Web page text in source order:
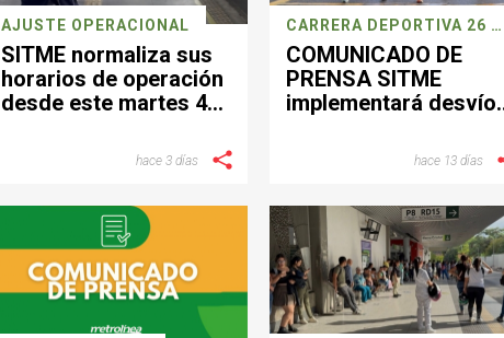
AJUSTE OPERACIONAL
SITME normaliza sus
horarios de operación
desde este martes 4
hace 3 días
CARRERA DEPORTIVA 26 JULIO
COMUNICADO DE
PRENSA SITME
implementará
domingo por jornada
Bucaramanga
hace 13 días